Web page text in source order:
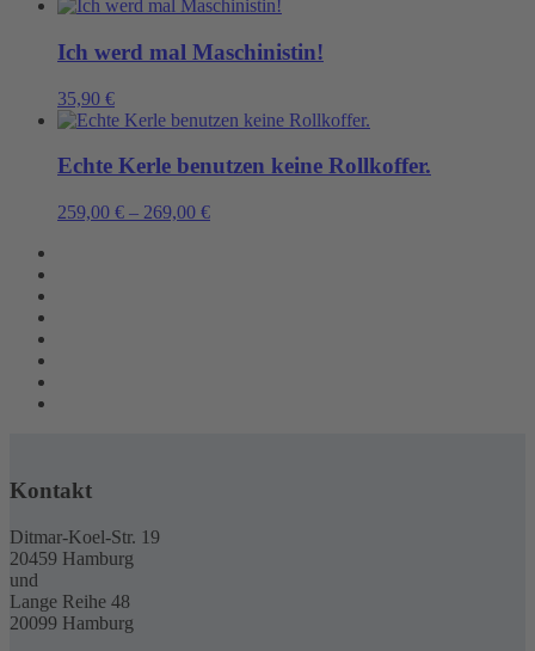
Ich werd mal Maschinistin!
35,90 €
Echte Kerle benutzen keine Rollkoffer.
259,00 € – 269,00 €
Kontakt
Ditmar-Koel-Str. 19
20459 Hamburg
und
Lange Reihe 48
20099 Hamburg